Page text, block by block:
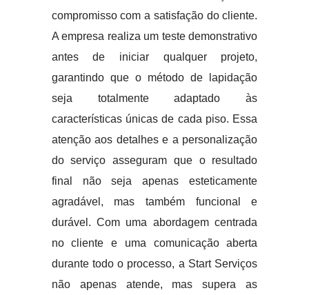
compromisso com a satisfação do cliente.
A empresa realiza um teste demonstrativo
antes de iniciar qualquer projeto,
garantindo que o método de lapidação
seja totalmente adaptado às
características únicas de cada piso. Essa
atenção aos detalhes e a personalização
do serviço asseguram que o resultado
final não seja apenas esteticamente
agradável, mas também funcional e
durável. Com uma abordagem centrada
no cliente e uma comunicação aberta
durante todo o processo, a Start Serviços
não apenas atende, mas supera as